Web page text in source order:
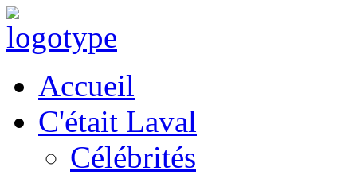
Accueil
C'était Laval
Célébrités